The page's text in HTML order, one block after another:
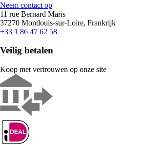
Neem contact op
11 rue Bernard Maris
37270 Montlouis-sur-Loire, Frankrijk
+33 1 86 47 62 58
Veilig betalen
Koop met vertrouwen op onze site